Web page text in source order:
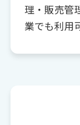
理・販売管
業でも利用